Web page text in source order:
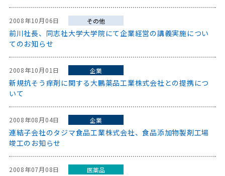
2008年10月06日 その他
前川社長、同志社大学大学院にて企業経営の講義実施につい
てのお知らせ
2008年10月01日 企業
新規抗そう痒剤に関する大鵬薬品工業株式会社との提携につ
いて
2008年08月04日 企業
連結子会社のタジマ食品工業株式会社、食品添加物製剤工場
竣工のお知らせ
2008年07月08日 医薬品